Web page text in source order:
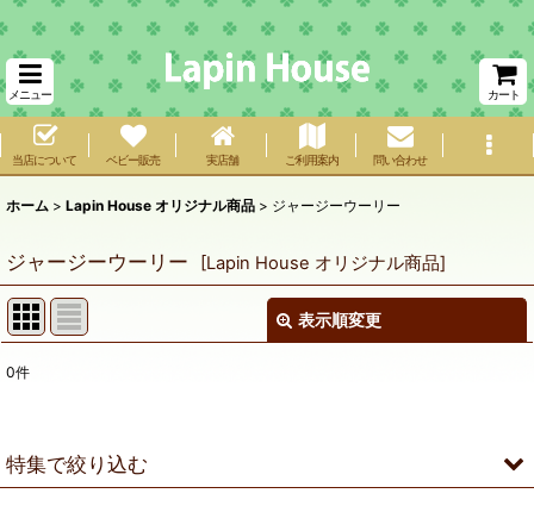
メニュー カート
当店について ベビー販売 実店舗 ご利用案内 問い合わせ
ホーム > Lapin House オリジナル商品 > ジャージーウーリー
ジャージーウーリー [Lapin House オリジナル商品]
表示順変更
0件
特集で絞り込む